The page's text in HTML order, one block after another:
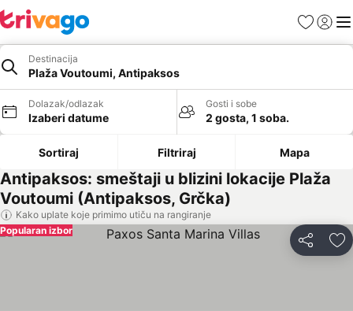
FavoritiPrijavi
Destinacija
Plaža Voutoumi, Antipaksos
Dolazak/odlazak
Izaberi datume
Gosti i sobe
2 gosta, 1 soba.
Sortiraj Filtriraj Mapa
Antipaksos: smeštaji u blizini lokacije Plaža
Voutoumi (Antipaksos, Grčka)
Kako uplate koje primimo utiču na rangiranje
Deli
Popularan izbor